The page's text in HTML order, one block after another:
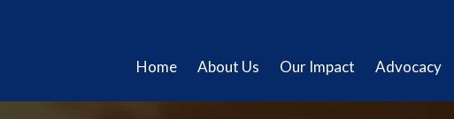
Home About Us Our Impact Advocacy